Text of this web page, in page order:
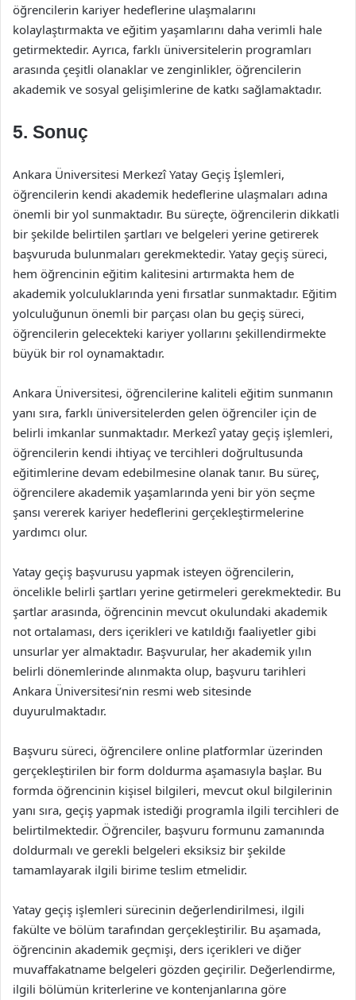
öğrencilerin kariyer hedeflerine ulaşmalarını
kolaylaştırmakta ve eğitim yaşamlarını daha verimli hale
getirmektedir. Ayrıca, farklı üniversitelerin programları
arasında çeşitli olanaklar ve zenginlikler, öğrencilerin
akademik ve sosyal gelişimlerine de katkı sağlamaktadır.
5. Sonuç
Ankara Üniversitesi Merkezî Yatay Geçiş İşlemleri,
öğrencilerin kendi akademik hedeflerine ulaşmaları adına
önemli bir yol sunmaktadır. Bu süreçte, öğrencilerin dikkatli
bir şekilde belirtilen şartları ve belgeleri yerine getirerek
başvuruda bulunmaları gerekmektedir. Yatay geçiş süreci,
hem öğrencinin eğitim kalitesini artırmakta hem de
akademik yolculuklarında yeni fırsatlar sunmaktadır. Eğitim
yolculuğunun önemli bir parçası olan bu geçiş süreci,
öğrencilerin gelecekteki kariyer yollarını şekillendirmekte
büyük bir rol oynamaktadır.
Ankara Üniversitesi, öğrencilerine kaliteli eğitim sunmanın
yanı sıra, farklı üniversitelerden gelen öğrenciler için de
belirli imkanlar sunmaktadır. Merkezî yatay geçiş işlemleri,
öğrencilerin kendi ihtiyaç ve tercihleri doğrultusunda
eğitimlerine devam edebilmesine olanak tanır. Bu süreç,
öğrencilere akademik yaşamlarında yeni bir yön seçme
şansı vererek kariyer hedeflerini gerçekleştirmelerine
yardımcı olur.
Yatay geçiş başvurusu yapmak isteyen öğrencilerin,
öncelikle belirli şartları yerine getirmeleri gerekmektedir. Bu
şartlar arasında, öğrencinin mevcut okulundaki akademik
not ortalaması, ders içerikleri ve katıldığı faaliyetler gibi
unsurlar yer almaktadır. Başvurular, her akademik yılın
belirli dönemlerinde alınmakta olup, başvuru tarihleri
Ankara Üniversitesi’nin resmi web sitesinde
duyurulmaktadır.
Başvuru süreci, öğrencilere online platformlar üzerinden
gerçekleştirilen bir form doldurma aşamasıyla başlar. Bu
formda öğrencinin kişisel bilgileri, mevcut okul bilgilerinin
yanı sıra, geçiş yapmak istediği programla ilgili tercihleri de
belirtilmektedir. Öğrenciler, başvuru formunu zamanında
doldurmalı ve gerekli belgeleri eksiksiz bir şekilde
tamamlayarak ilgili birime teslim etmelidir.
Yatay geçiş işlemleri sürecinin değerlendirilmesi, ilgili
fakülte ve bölüm tarafından gerçekleştirilir. Bu aşamada,
öğrencinin akademik geçmişi, ders içerikleri ve diğer
muvaffakatname belgeleri gözden geçirilir. Değerlendirme,
ilgili bölümün kriterlerine ve kontenjanlarına göre